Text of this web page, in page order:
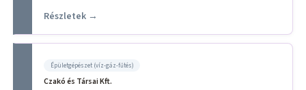
Részletek →
Épületgépészet (víz-gáz-fűtés)
Czakó és Társai Kft.